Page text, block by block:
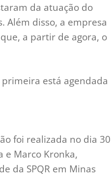
da atuação do
Além disso, a empresa
a partir de agora, o
está agendada
foi realizada no dia 30
e Marco Kronka,
da SPQR em Minas